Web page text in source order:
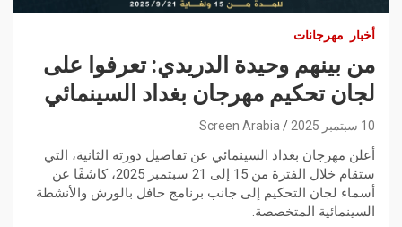
أخبار مهرجانات
من بينهم وحيدة الدريدي: تعرفوا على
لجان تحكيم مهرجان بغداد السينمائي
10 سبتمبر 2025 Screen Arabia
أعلن مهرجان بغداد السينمائي عن تفاصيل دورته الثانية، التي
ستقام خلال الفترة من 15 إلى 21 سبتمبر 2025، كاشفًا عن
أسماء لجان التحكيم إلى جانب برنامج حافل بالورش والأنشطة
السينمائية المتخصصة.